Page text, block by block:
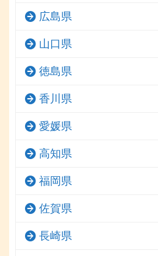
広島県
山口県
徳島県
香川県
愛媛県
高知県
福岡県
佐賀県
長崎県